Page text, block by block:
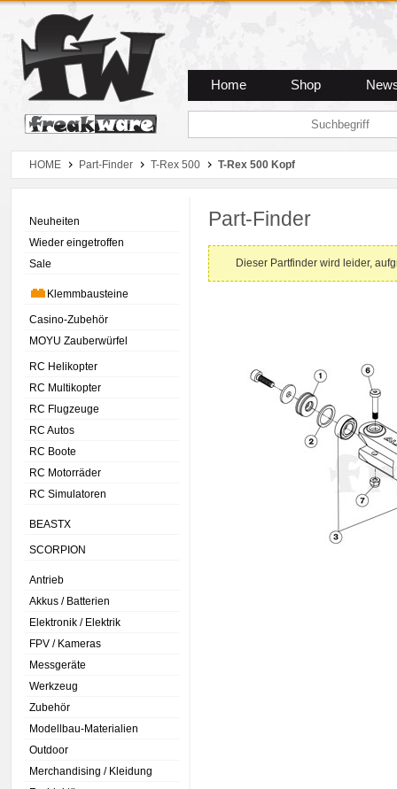
Zum Hauptmenue
Zum Seiteninhalt
Zum Warenkob
Home Shop
HOME Part-Finder T-Rex 500 T-Rex 500 Kopf
Neuheiten
Wieder eingetroffen
Sale
Klemmbausteine
Casino-Zubehör
MOYU Zauberwürfel
RC Helikopter
RC Multikopter
RC Flugzeuge
RC Autos
RC Boote
RC Motorräder
RC Simulatoren
BEASTX
SCORPION
Antrieb
Akkus / Batterien
Elektronik / Elektrik
FPV / Kameras
Messgeräte
Werkzeug
Zubehör
Modellbau-Materialien
Outdoor
Merchandising / Kleidung
Part-Finder
Dieser Partfinder wird leider,